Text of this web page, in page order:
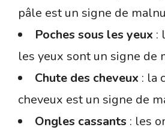
pâle est un signe de
Poches sous les yeux :
les yeux sont un signe de
Chute des cheveux : la
cheveux est un signe de
Ongles cassants : les